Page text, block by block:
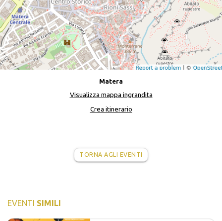
Matera
Visualizza mappa ingrandita
Crea itinerario
TORNA AGLI EVENTI
EVENTI SIMILI